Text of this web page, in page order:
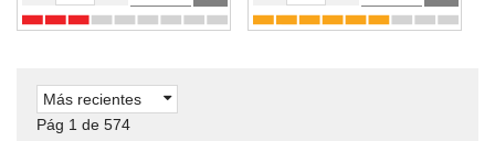
Más recientes
Pág 1 de 574